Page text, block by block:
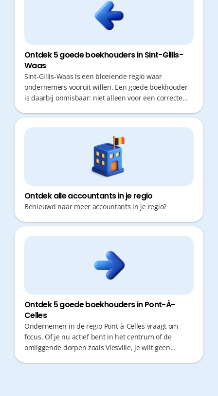
Ontdek 5 goede boekhouders in Sint-Gillis-
Waas
Sint-Gillis-Waas is een bloeiende regio waar
ondernemers vooruit willen. Een goede boekhouder
is daarbij onmisbaar: niet alleen voor een correcte
dat geld oplevert. Ondernemers willen vandaag geen
tijd verliezen met verplaatsingen of papierwerk, maar
rekenen op snelle responstijden en een proactieve
Ontdek alle accountants in je regio
Benieuwd naar meer accountants in je regio?
Ontdek 5 goede boekhouders in Pont-À-
Celles
Ondernemen in de regio Pont-à-Celles vraagt om
focus. Of je nu actief bent in het centrum of de
omliggende dorpen zoals Viesville, je wilt geen